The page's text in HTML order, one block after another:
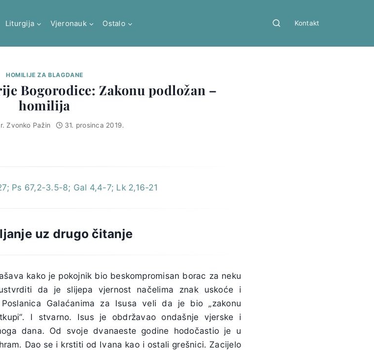
Liturgija Vjeronauk Ostalo Kontakt
HOMILIJE ZA BLAGDANE
Bogorodice: Zakonu podložan –
homilija
Zvonko Pažin 31. prosinca 2019.
Ps 67,2-3.5-8; Gal 4,4-7; Lk 2,16-21
uz drugo čitanje
kako je pokojnik bio beskompromisan borac za neku
da je slijepa vjernost načelima znak uskoće i
Galaćanima za Isusa veli da je bio „zakonu
I stvarno. Isus je obdržavao ondašnje vjerske i
dana. Od svoje dvanaeste godine hodočastio je u
Dao se i krstiti od Ivana kao i ostali grešnici. Zacijelo